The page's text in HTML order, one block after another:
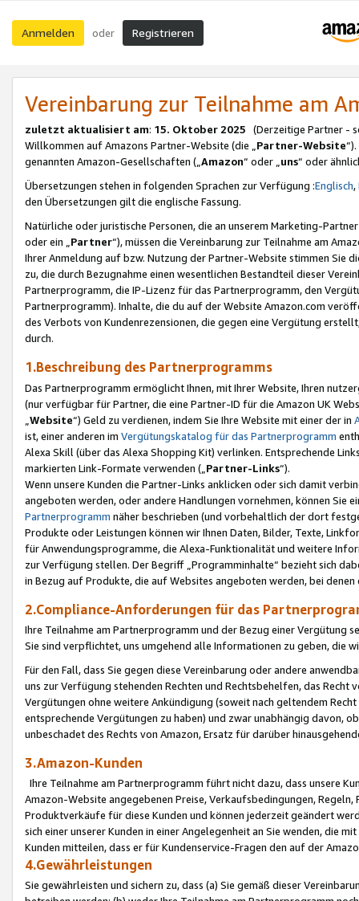
Anmelden oder Registrieren
Vereinbarung zur Teilnahme am
zuletzt aktualisiert am: 15. Oktober 2025 (Derzeitige Partner -
Willkommen auf Amazons Partner-Website (die „Partner-Website
genannten Amazon-Gesellschaften („Amazon“ oder „uns“ oder
Übersetzungen stehen in folgenden Sprachen zur Verfügung :Englisch,
den Übersetzungen gilt die englische Fassung.
Natürliche oder juristische Personen, die an unserem Marketing-
oder ein „Partner“), müssen die Vereinbarung zur Teilnahme am
Ihrer Anmeldung auf bzw. Nutzung der Partner-Website stimmen Sie
zu, die durch Bezugnahme einen wesentlichen Bestandteil dieser
Partnerprogramm, die IP-Lizenz für das Partnerprogramm, den
Partnerprogramm). Inhalte, die du auf der Website Amazon.com
des Verbots von Kundenrezensionen, die gegen eine Vergütung
durch.
1.Beschreibung des Partnerprogramms
Das Partnerprogramm ermöglicht Ihnen, mit Ihrer Website, Ihren
(nur verfügbar für Partner, die eine Partner-ID für die Amazon UK
Website“) Geld zu verdienen, indem Sie Ihre Website mit einer der in
ist, einer anderen im Vergütungskatalog für das Partnerprogramm
Alexa Skill (über das Alexa Shopping Kit) verlinken. Entsprechende
markierten Link-Formate verwenden („ Partner-Links“).
Wenn unsere Kunden die Partner-Links anklicken oder sich damit
angeboten werden, oder andere Handlungen vornehmen, können Sie
Partnerprogramm näher beschrieben (und vorbehaltlich der dort
Produkte oder Leistungen können wir Ihnen Daten, Bilder, Texte,
für Anwendungsprogramme, die Alexa-Funktionalität und weitere
zur Verfügung stellen. Der Begriff „Programminhalte“ bezieht sich
in Bezug auf Produkte, die auf Websites angeboten werden, bei
2.Compliance-Anforderungen für das
Ihre Teilnahme am Partnerprogramm und der Bezug einer Vergütung
Sie sind verpflichtet, uns umgehend alle Informationen zu geben, die
Für den Fall, dass Sie gegen diese Vereinbarung oder andere
uns zur Verfügung stehenden Rechten und Rechtsbehelfen, das
Vergütungen ohne weitere Ankündigung (soweit nach geltendem
entsprechende Vergütungen zu haben) und zwar unabhängig davon,
unbeschadet des Rechts von Amazon, Ersatz für darüber
3.Amazon-Kunden
Ihre Teilnahme am Partnerprogramm führt nicht dazu, dass unsere
Amazon-Website angegebenen Preise, Verkaufsbedingungen,
Produktverkäufe für diese Kunden und können jederzeit geändert
sich einer unserer Kunden in einer Angelegenheit an Sie wenden, die
Kunden mitteilen, dass er für Kundenservice-Fragen den auf der
4.Gewährleistungen
Sie gewährleisten und sichern zu, dass (a) Sie gemäß dieser